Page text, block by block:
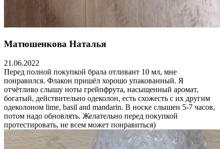
Матюшенкова Наталья
21.06.2022
Перед полной покупкой брала отливант 10 мл, мне
понравился. Флакон пришёл хорошо упакованный. Я
отчётливо слышу ноты грейпфрута, насыщенный аромат,
богатый, действительно одеколон, есть схожесть с их другим
одеколоном lime, basil and mandarin. В носке слышен 5-7 часов,
потом надо обновлять. Желательно перед покупкой
протестировать, не всем может понравиться)